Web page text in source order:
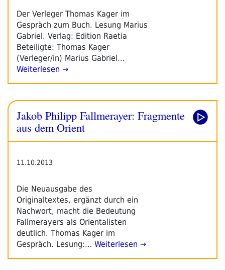
Der Verleger Thomas Kager im
Gespräch zum Buch. Lesung Marius
Gabriel. Verlag: Edition Raetia
Beteiligte: Thomas Kager
(Verleger/in) Marius Gabriel…
Weiterlesen →
Jakob Philipp Fallmerayer: Fragmente
aus dem Orient
11.10.2013
Die Neuausgabe des
Originaltextes, ergänzt durch ein
Nachwort, macht die Bedeutung
Fallmerayers als Orientalisten
deutlich. Thomas Kager im
Gespräch. Lesung:… Weiterlesen →